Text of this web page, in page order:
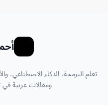
تعلم البرمجة، الذكاء الاصطناعي،
ومقالات عربية في